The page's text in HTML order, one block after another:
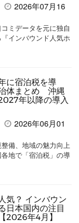
2026年07月16
ミデータを元に独自
インバウンド人気ホ
に宿泊税を導
体まとめ 沖縄
年以降の導入
2026年06月01
備、地域の魅力向上
地で「宿泊税」の導
気？ インバウン
日本国内の注目
2026年4月】